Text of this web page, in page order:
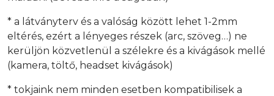
* a látványterv és a valóság között lehet 1-2mm
eltérés, ezért a lényeges részek (arc, szöveg…) ne
kerüljön közvetlenül a szélekre és a kivágások mellé
(kamera, töltő, headset kivágások)
* tokjaink nem minden esetben kompatibilisek a